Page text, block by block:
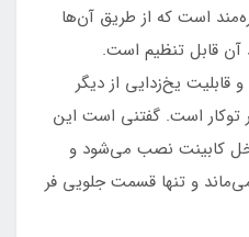
است که از طریق آن‌ها
آن قابل تنظیم است.
قابلیت یخ‌زدایی از دیگر
است. گفتنی است این
داخل کابینت نصب می‌شود و
و تنها قسمت جلویی فر